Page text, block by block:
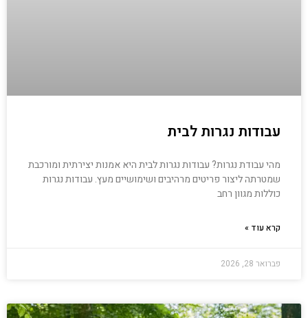
עבודות נגרות לבית
מהי עבודת נגרות? עבודות נגרות לבית היא אמנות יצירתית ומורכבת
שמטרתה ליצור פריטים מרהיבים ושימושיים מעץ. עבודות נגרות
כוללות מגוון רחב
קרא עוד »
פברואר 28, 2026